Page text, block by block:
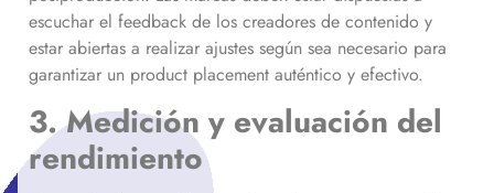
escuchar el feedback de los creadores de contenido y
estar abiertas a realizar ajustes según sea necesario para
garantizar un product placement auténtico y efectivo.
3. Medición y evaluación del
rendimiento